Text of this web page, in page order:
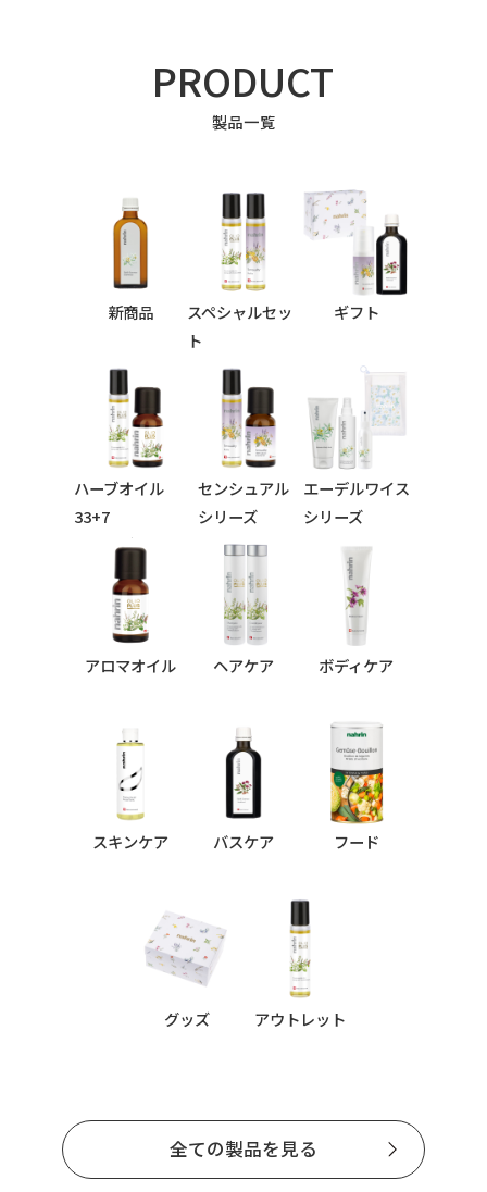
PRODUCT
製品一覧
新商品
スペシャルセッ
ト
ギフト
ハーブオイル
33+7
シリーズ
センシュアル
シリーズ
エーデルワイス
シリーズ
アロマオイル ヘアケア ボディケア
スキンケア バスケア フード
グッズ アウトレット
全ての製品を見る